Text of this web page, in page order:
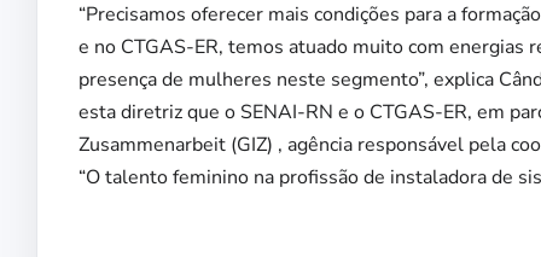
“Precisamos oferecer mais condições para a
e no CTGAS-ER, temos atuado muito com energias
presença de mulheres neste segmento”, explica
esta diretriz que o SENAI-RN e o CTGAS-ER, em
Zusammenarbeit (GIZ) , agência responsável pela
“O talento feminino na profissão de instaladora de